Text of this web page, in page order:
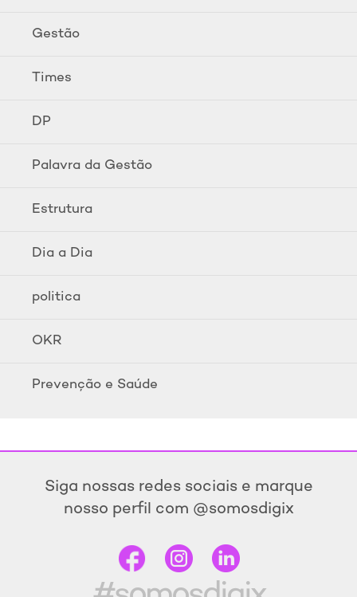
Gestão
Times
DP
Palavra da Gestão
Estrutura
Dia a Dia
politica
OKR
Prevenção e Saúde
Siga nossas redes sociais e marque
nosso perfil com @somosdigix